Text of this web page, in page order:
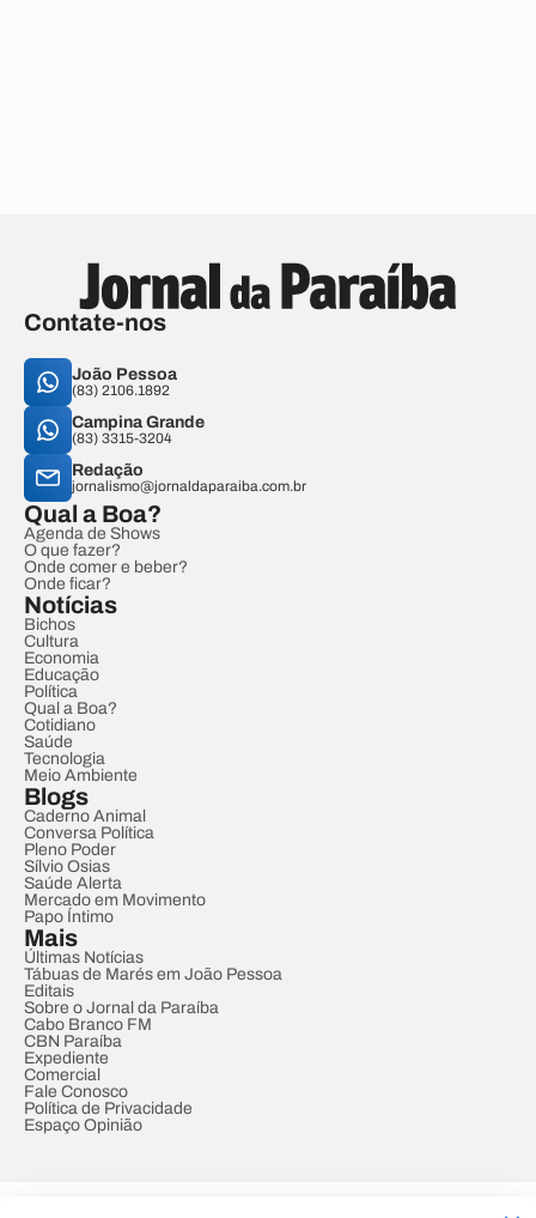
Contate-nos
João Pessoa
(83) 2106.1892
Campina Grande
(83) 3315-3204
Redação
jornalismo@jornaldaparaiba.com.br
Qual a Boa?
Agenda de Shows
O que fazer?
Onde comer e beber?
Onde ficar?
Notícias
Bichos
Cultura
Economia
Educação
Política
Qual a Boa?
Cotidiano
Saúde
Tecnologia
Meio Ambiente
Blogs
Caderno Animal
Conversa Política
Pleno Poder
Sílvio Osias
Saúde Alerta
Mercado em Movimento
Papo Íntimo
Mais
Últimas Notícias
Tábuas de Marés em João Pessoa
Editais
Sobre o Jornal da Paraíba
Cabo Branco FM
CBN Paraíba
Expediente
Comercial
Fale Conosco
Política de Privacidade
Espaço Opinião